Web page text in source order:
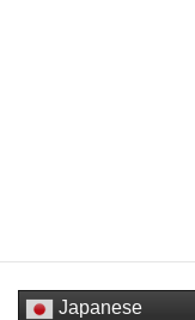
Japanese